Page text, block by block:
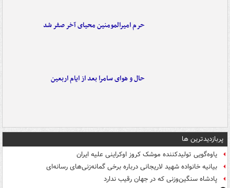
حرم امیرالمومنین محیای آخر صفر شد
حال و هوای سامرا بعد از ایام اربعین
پربازدیدترین ها
یاوه‌گویی تولیدکننده موشک کروز اوکراینی علیه ایران
بیانیه خانواده شهید لاریجانی درباره برخی گمانه‌زنی‌های رسانه‌ای
پادشاه سنگین‌وزنی که در جهان رقیب ندارد